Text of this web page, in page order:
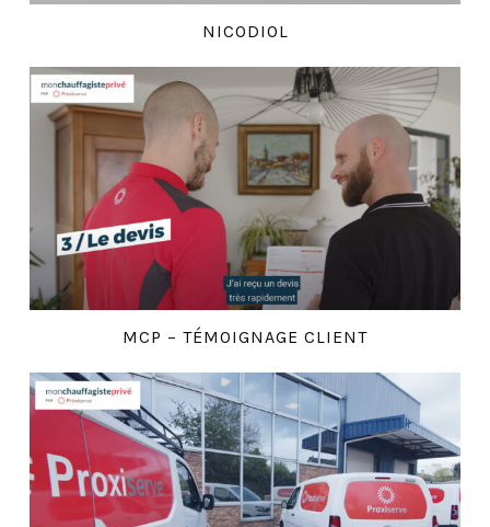
NICODIOL
MCP – TÉMOIGNAGE CLIENT